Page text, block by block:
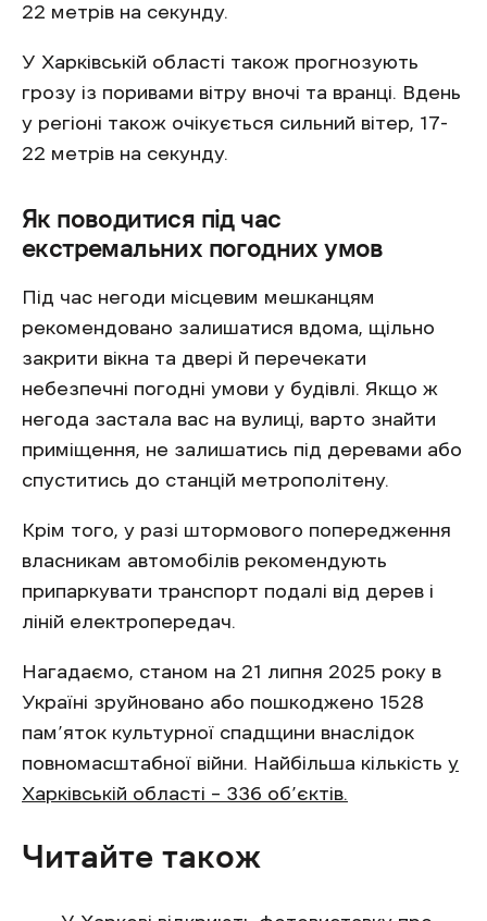
22 метрів на секунду.
У Харківській області також прогнозують
грозу із поривами вітру вночі та вранці. Вдень
у регіоні також очікується сильний вітер, 17-
22 метрів на секунду.
Як поводитися під час
екстремальних погодних умов
Під час негоди місцевим мешканцям
рекомендовано залишатися вдома, щільно
закрити вікна та двері й перечекати
небезпечні погодні умови у будівлі. Якщо ж
негода застала вас на вулиці, варто знайти
приміщення, не залишатись під деревами або
спуститись до станцій метрополітену.
Крім того, у разі штормового попередження
власникам автомобілів рекомендують
припаркувати транспорт подалі від дерев і
ліній електропередач.
Нагадаємо, станом на 21 липня 2025 року в
Україні зруйновано або пошкоджено 1528
пам’яток культурної спадщини внаслідок
повномасштабної війни. Найбільша кількість у
Харківській області – 336 об’єктів.
Читайте також